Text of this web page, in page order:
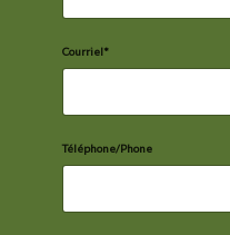
Courriel*
Téléphone/Phone